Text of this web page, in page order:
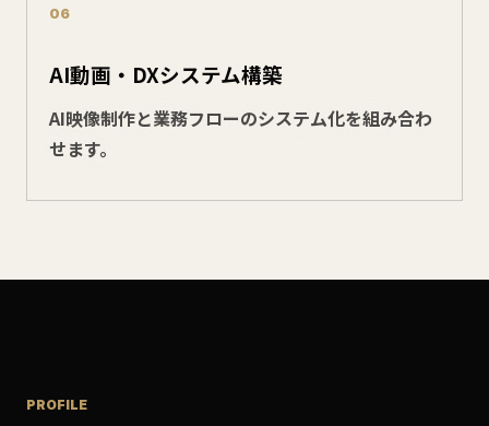
06
AI動画・DXシステム構築
AI映像制作と業務フローのシステム化を組み合わ
せます。
PROFILE